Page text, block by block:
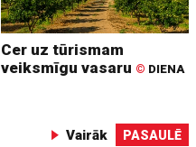
Cer uz tūrismam
veiksmīgu vasaru © DIENA
Vairāk PASAULĒ